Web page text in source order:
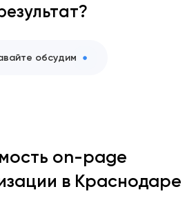
обсудим
on-page
в Краснодаре